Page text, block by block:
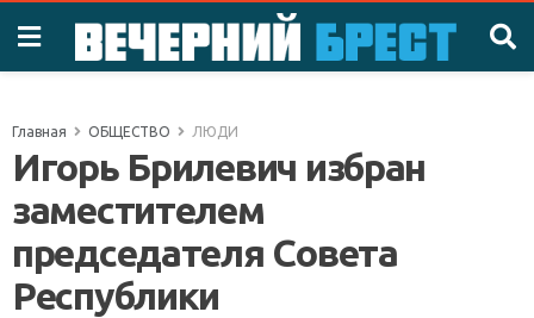
Главная ОБЩЕСТВО ЛЮДИ
Игорь Брилевич избран
заместителем
председателя Совета
Республики